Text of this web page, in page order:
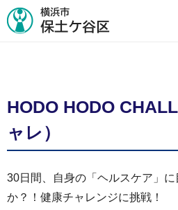
HODO HODO
ャレ）
30日間、自身の「ヘルスケア」
か？！健康チャレンジに挑戦！